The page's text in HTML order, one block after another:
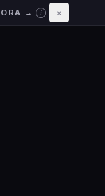
→ i ×